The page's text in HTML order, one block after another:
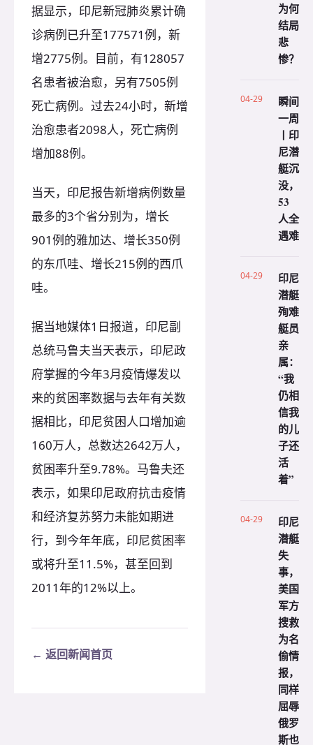
据显示，印尼新冠肺炎累计确
诊病例已升至177571例，新
增2775例。目前，有128057
名患者被治愈，另有7505例
死亡病例。过去24小时，新增
治愈患者2098人，死亡病例
增加88例。
当天，印尼报告新增病例数量
最多的3个省分别为，增长
901例的雅加达、增长350例
的东爪哇、增长215例的西爪
哇。
据当地媒体1日报道，印尼副
总统马鲁夫当天表示，印尼政
府掌握的今年3月疫情爆发以
来的贫困率数据与去年有关数
据相比，印尼贫困人口增加逾
160万人，总数达2642万人，
贫困率升至9.78%。马鲁夫还
表示，如果印尼政府抗击疫情
和经济复苏努力未能如期进
行，到今年年底，印尼贫困率
或将升至11.5%，甚至回到
2011年的12%以上。
← 返回新闻首页
为何
结局
悲
惨？
04-29
瞬间
一周
丨印
尼潜
艇沉
没，
53
人全
遇难
04-29
印尼
潜艇
殉难
艇员
亲
属：
“我
仍相
信我
的儿
子还
活
着”
04-29
印尼
潜艇
失
事，
美国
军方
搜救
为名
偷情
报，
同样
屈辱
俄罗
斯也